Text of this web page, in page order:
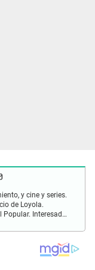
y cine y series.
de Loyola.
Popular. Interesada
(K-pop, K-dramas,